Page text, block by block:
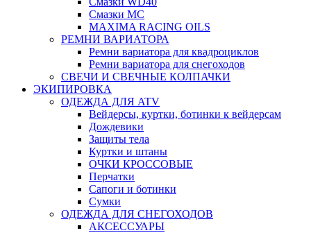
Смазки МС
MAXIMA RACING OILS
РЕМНИ ВАРИАТОРА
Ремни вариатора для квадроциклов
Ремни вариатора для снегоходов
СВЕЧИ И СВЕЧНЫЕ КОЛПАЧКИ
ЭКИПИРОВКА
ОДЕЖДА ДЛЯ ATV
Вейдерсы, куртки, ботинки к вейдерсам
Дождевики
Защиты тела
Куртки и штаны
ОЧКИ КРОССОВЫЕ
Перчатки
Сапоги и ботинки
Сумки
ОДЕЖДА ДЛЯ СНЕГОХОДОВ
АКСЕССУАРЫ